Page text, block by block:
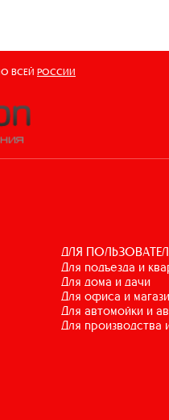
ВСЕЙ РОССИИ
ДЛЯ
для подъезда и
для дома и дачи
для офиса и
для автомойки и
для производства